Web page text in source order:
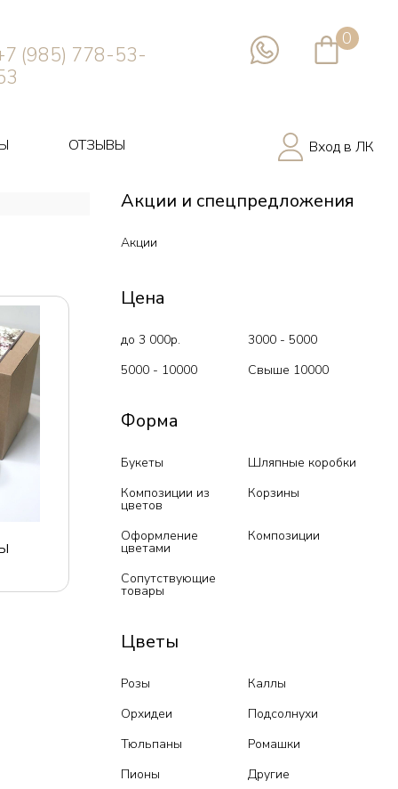
(985) 778-53-
0
ОТЗЫВЫ Вход в ЛК
Акции и спецпредложения
Акции
Цена
до 3 000р.
3000 - 5000
5000 - 10000
Свыше 10000
Форма
Букеты
Шляпные коробки
Композиции из
цветов
Корзины
Оформление
цветами
Композиции
Сопутствующие
товары
Цветы
Розы
Каллы
Орхидеи
Подсолнухи
Тюльпаны
Ромашки
Пионы
Другие